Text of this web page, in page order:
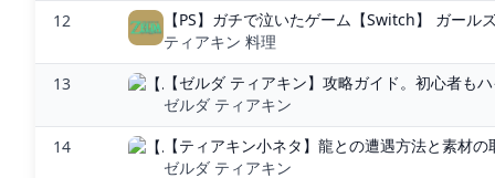
12
【PS】ガチで泣いたゲーム【Switch】 ガール
ティアキン 料理
13
【ゼルダ ティアキン】攻略ガイド。初心者も
ゼルダ ティアキン
14
【ティアキン小ネタ】龍との遭遇方法と素材
ゼルダ ティアキン